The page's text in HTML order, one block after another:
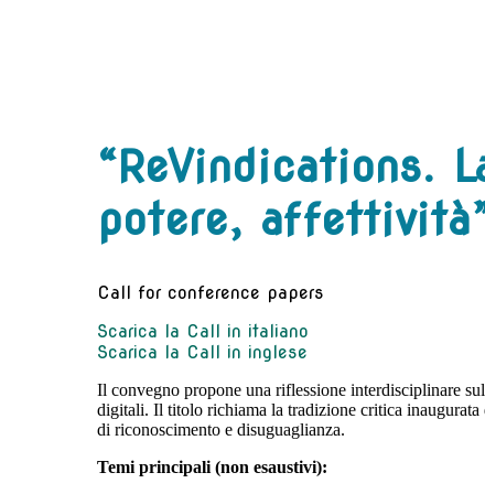
“ReVindications.
potere,
Call for conference papers
Scarica la Call in italiano
Scarica la Call in inglese
Il convegno propone una riflessione interdisciplinare
digitali. Il titolo richiama la tradizione critica
di riconoscimento e disuguaglianza.
Temi principali (non esaustivi):